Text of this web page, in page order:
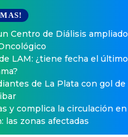
Centro de Diálisis ampliado
LAM: ¿tiene fecha el último
de La Plata con gol de
y complica la circulación en
las zonas afectadas